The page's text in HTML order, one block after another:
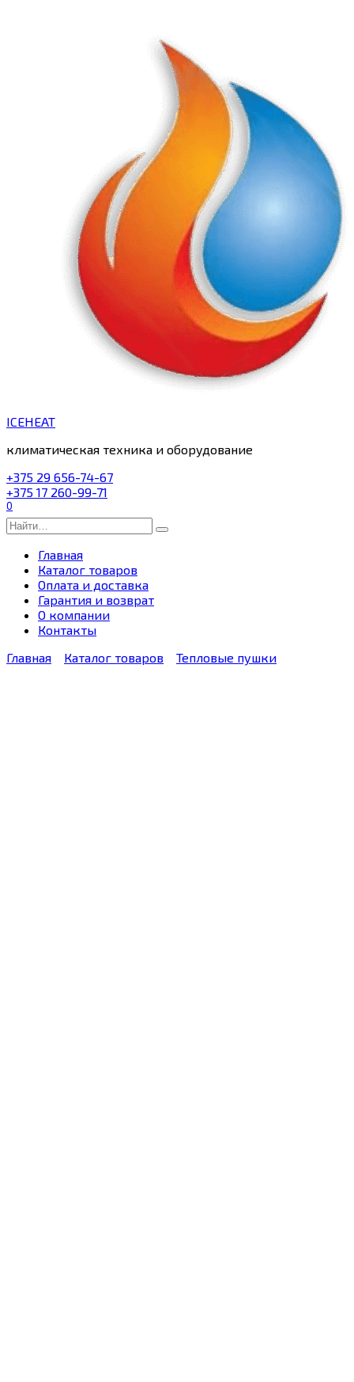
ICEHEAT
климатическая техника и оборудование
+375 29 656-74-67
+375 17 260-99-71
0
Search
for:
Главная
Каталог товаров
Оплата и доставка
Гарантия и возврат
О компании
Контакты
Главная
Каталог товаров Тепловые пушки